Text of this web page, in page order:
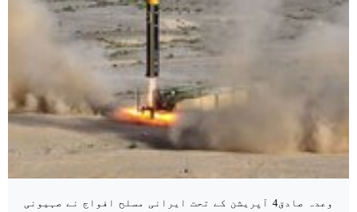
وعدہ صادق4 آپریشن کے تحت ایرانی مسلح افواج نے صہیونی